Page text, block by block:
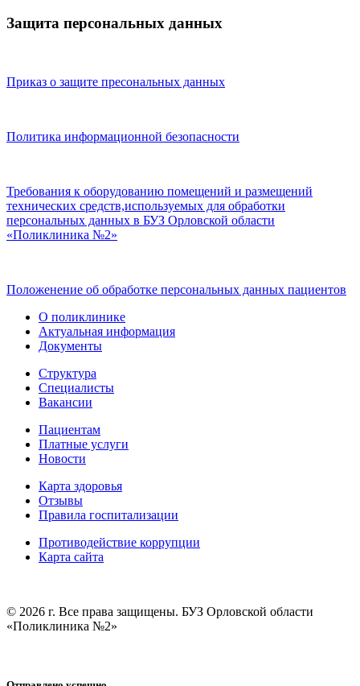
Защита персональных данных
Приказ о защите пресональных данных
Политика информационной безопасности
Требования к оборудованию помещений и размещений
технических средств,используемых для обработки
персональных данных в БУЗ Орловской области
«Поликлиника №2»
Положенение об обработке персональных данных пациентов
О поликлинике
Актуальная информация
Документы
Структура
Специалисты
Вакансии
Пациентам
Платные услуги
Новости
Карта здоровья
Отзывы
Правила госпитализации
Противодействие коррупции
Карта сайта
© 2026 г. Все права защищены. БУЗ Орловской области
«Поликлиника №2»